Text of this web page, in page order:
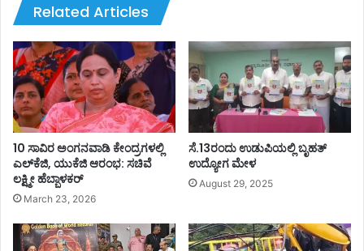
ದು
ಮ
ಹ
ತ್
ವ
ದ
ಮಾ
ಹಿ
ತಿ
.
.
.
Related Articles
10 ಸಾವಿರ ಅಂಗನವಾಡಿ ಕೇಂದ್ರಗಳಲ್ಲಿ
ಎಲ್‌ಕೆಜಿ, ಯುಕೆಜಿ ಆರಂಭ: ಸಚಿವೆ
ಲಕ್ಷ್ಮೀ ಹೆಬ್ಬಾಳಕರ್
March 23, 2026
ಸೆ.13ರಂದು ಉಡುಪಿಯಲ್ಲಿ ಬೃಹತ್
ಉದ್ಯೋಗ ಮೇಳ
August 29, 2025